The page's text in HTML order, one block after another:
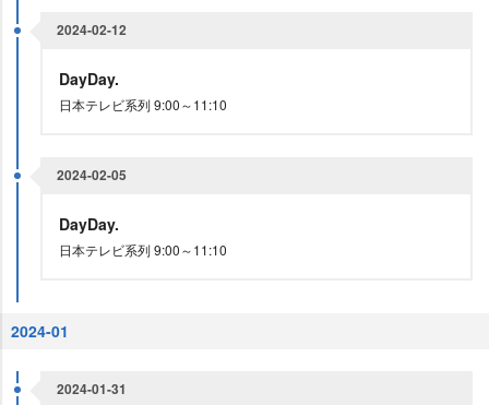
2024-02-12
DayDay.
日本テレビ系列 9:00～11:10
2024-02-05
DayDay.
日本テレビ系列 9:00～11:10
2024-01
2024-01-31